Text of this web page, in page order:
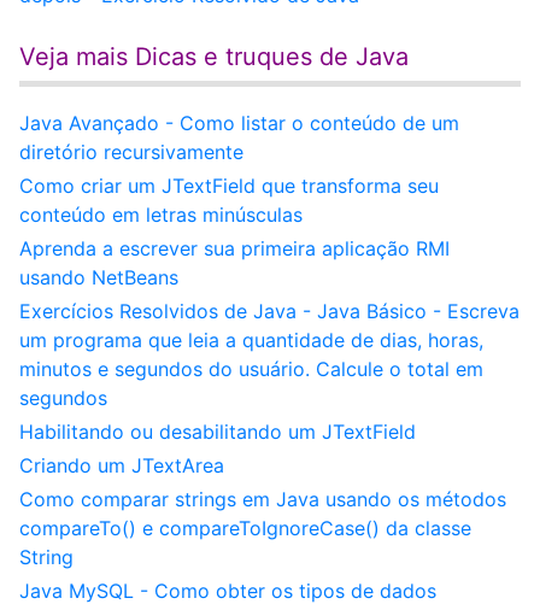
Veja mais Dicas e truques de Java
Java Avançado - Como listar o conteúdo de um
diretório recursivamente
Como criar um JTextField que transforma seu
conteúdo em letras minúsculas
Aprenda a escrever sua primeira aplicação RMI
usando NetBeans
Exercícios Resolvidos de Java - Java Básico - Escreva
um programa que leia a quantidade de dias, horas,
minutos e segundos do usuário. Calcule o total em
segundos
Habilitando ou desabilitando um JTextField
Criando um JTextArea
Como comparar strings em Java usando os métodos
compareTo() e compareToIgnoreCase() da classe
String
Java MySQL - Como obter os tipos de dados